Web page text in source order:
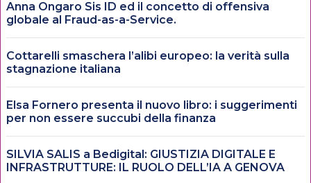
Anna Ongaro Sis ID ed il concetto di offensiva
globale al Fraud-as-a-Service.
Cottarelli smaschera l’alibi europeo: la verità sulla
stagnazione italiana
Elsa Fornero presenta il nuovo libro: i suggerimenti
per non essere succubi della finanza
SILVIA SALIS a Bedigital: GIUSTIZIA DIGITALE E
INFRASTRUTTURE: IL RUOLO DELL’IA A GENOVA